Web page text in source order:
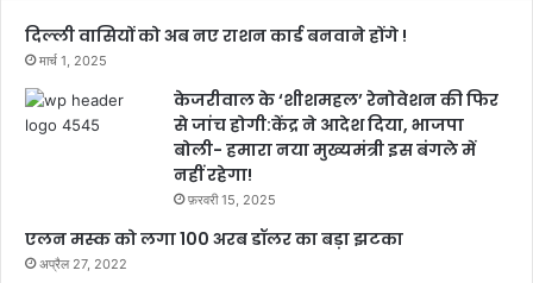
दिल्ली वासियों को अब नए राशन कार्ड बनवाने होंगे !
मार्च 1, 2025
केजरीवाल के ‘शीशमहल’ रेनोवेशन की फिर
से जांच होगी:केंद्र ने आदेश दिया, भाजपा
बोली- हमारा नया मुख्यमंत्री इस बंगले में
नहीं रहेगा!
फ़रवरी 15, 2025
एलन मस्क को लगा 100 अरब डॉलर का बड़ा झटका
अप्रैल 27, 2022